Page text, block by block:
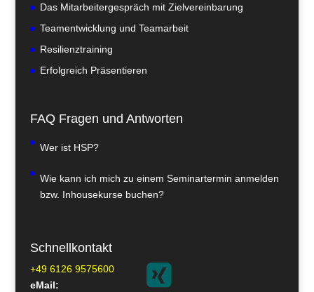
Das Mitarbeitergespräch mit Zielvereinbarung
Teamentwicklung und Teamarbeit
Resilienztraining
Erfolgreich Präsentieren
FAQ Fragen und Antworten
Wer ist HSP?
Wie kann ich mich zu einem Seminartermin anmelden
bzw. Inhousekurse buchen?
Schnellkontakt
+49 6126 9575600
eMail: